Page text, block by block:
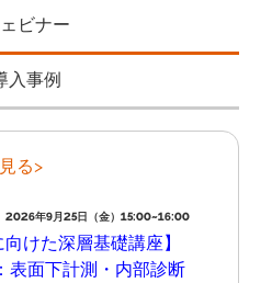
ビナー
入事例
る>
年9月25日（金）15:00~16:00
向けた深層基礎講座】
表⾯下計測・内部診断